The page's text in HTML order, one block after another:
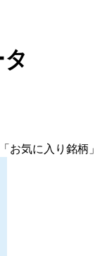
「お気に入り銘柄